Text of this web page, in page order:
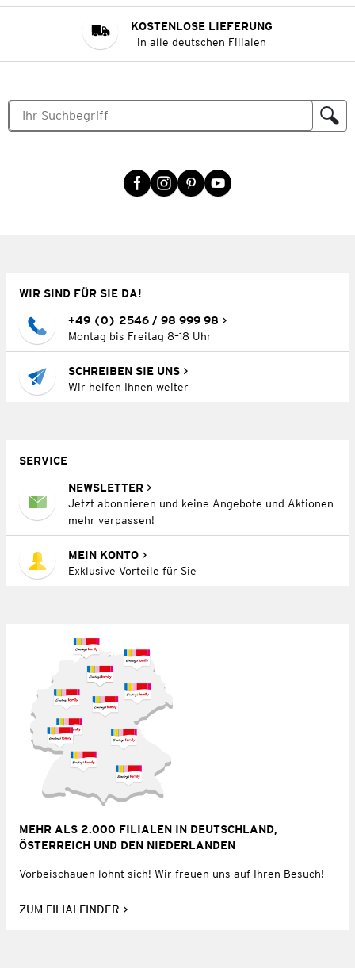
KOSTENLOSE LIEFERUNG
in alle deutschen Filialen
WIR SIND FÜR SIE DA!
+49 (0) 2546 / 98 999 98
Montag bis Freitag 8–18 Uhr
SCHREIBEN SIE UNS
Wir helfen Ihnen weiter
SERVICE
NEWSLETTER
Jetzt abonnieren und keine Angebote und Aktionen
mehr verpassen!
MEIN KONTO
Exklusive Vorteile für Sie
MEHR ALS 2.000 FILIALEN IN DEUTSCHLAND,
ÖSTERREICH UND DEN NIEDERLANDEN
Vorbeischauen lohnt sich! Wir freuen uns auf Ihren Besuch!
ZUM FILIALFINDER